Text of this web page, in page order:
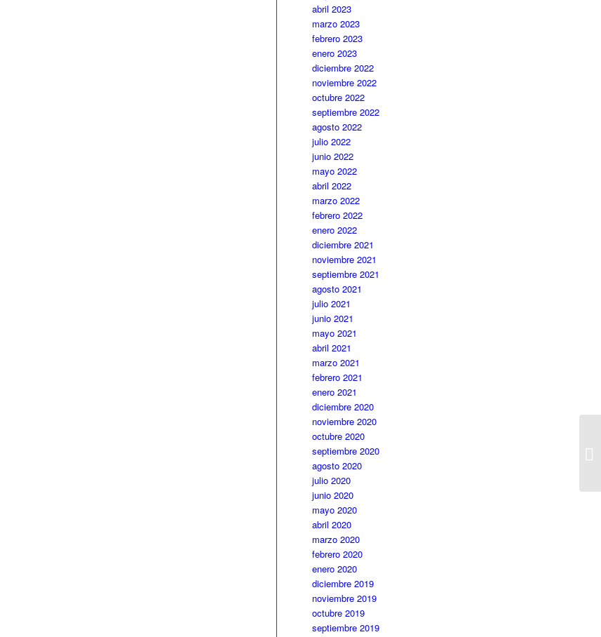
abril 2023
marzo 2023
febrero 2023
enero 2023
diciembre 2022
noviembre 2022
octubre 2022
septiembre 2022
agosto 2022
julio 2022
junio 2022
mayo 2022
abril 2022
marzo 2022
febrero 2022
enero 2022
diciembre 2021
noviembre 2021
septiembre 2021
agosto 2021
julio 2021
junio 2021
mayo 2021
abril 2021
marzo 2021
febrero 2021
enero 2021
diciembre 2020
noviembre 2020
octubre 2020
septiembre 2020
agosto 2020
julio 2020
junio 2020
mayo 2020
abril 2020
marzo 2020
febrero 2020
enero 2020
diciembre 2019
noviembre 2019
octubre 2019
septiembre 2019